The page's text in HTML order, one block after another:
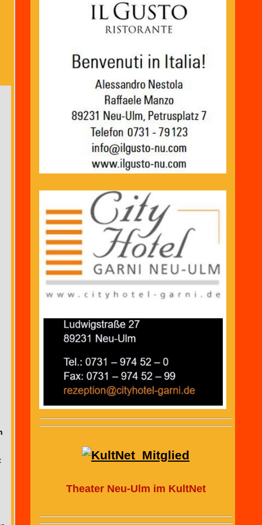
Theater Neu-Ulm im KultNet